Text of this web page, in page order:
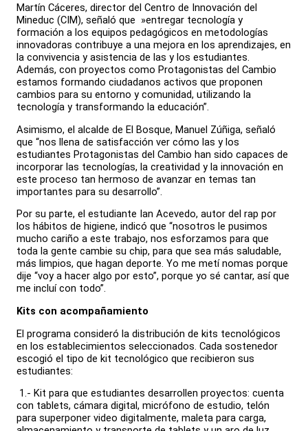
Martín Cáceres, director del Centro de Innovación del
Mineduc (CIM), señaló que »entregar tecnología y
formación a los equipos pedagógicos en metodologías
innovadoras contribuye a una mejora en los aprendizajes, en
la convivencia y asistencia de las y los estudiantes.
Además, con proyectos como Protagonistas del Cambio
estamos formando ciudadanos activos que proponen
cambios para su entorno y comunidad, utilizando la
tecnología y transformando la educación”.
Asimismo, el alcalde de El Bosque, Manuel Zúñiga, señaló
que “nos llena de satisfacción ver cómo las y los
estudiantes Protagonistas del Cambio han sido capaces de
incorporar las tecnologías, la creatividad y la innovación en
este proceso tan hermoso de avanzar en temas tan
importantes para su desarrollo”.
Por su parte, el estudiante Ian Acevedo, autor del rap por
los hábitos de higiene, indicó que “nosotros le pusimos
mucho cariño a este trabajo, nos esforzamos para que
toda la gente cambie su chip, para que sea más saludable,
más limpios, que hagan deporte. Yo me metí nomas porque
dije “voy a hacer algo por esto”, porque yo sé cantar, así que
me incluí con todo”.
Kits con acompañamiento
El programa consideró la distribución de kits tecnológicos
en los establecimientos seleccionados. Cada sostenedor
escogió el tipo de kit tecnológico que recibieron sus
estudiantes:
1.- Kit para que estudiantes desarrollen proyectos: cuenta
con tablets, cámara digital, micrófono de estudio, telón
para superponer video digitalmente, maleta para carga,